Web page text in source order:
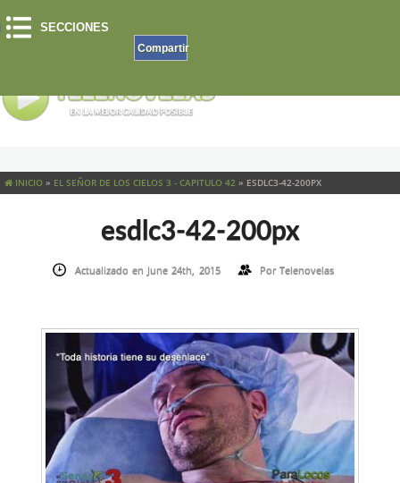
SECCIONES
Compartir
INICIO » EL SEÑOR DE LOS CIELOS 3 - CAPITULO 42 » ESDLC3-42-200PX
esdlc3-42-200px
Actualizado en June 24th, 2015 Por Telenovelas